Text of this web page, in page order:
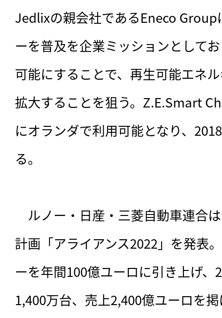
Jedlixの親会社であるEneco
ーを普及を企業ミッションとして
可能にすることで、再生可能エネ
拡大することを狙う。Z.E.Smart
にオランダで利用可能となり、
る。
ルノー・日産・三菱自動車連合
計画「アライアンス2022」を発表
ーを年間100億ユーロに引き上げ、
1,400万台、売上2,400億ユーロを